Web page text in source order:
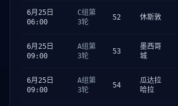
6月25日
06:00
C组第
3轮
52 休斯敦
6月25日
09:00
A组第
3轮
53
墨西哥
城
6月25日
09:00
A组第
3轮
54
瓜达拉
哈拉